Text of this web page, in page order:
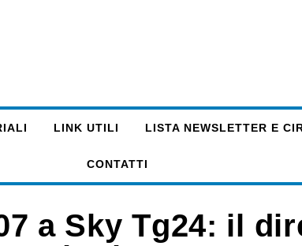
LINK UTILI LISTA NEWSLETTER E
CONTATTI
a Sky Tg24: il